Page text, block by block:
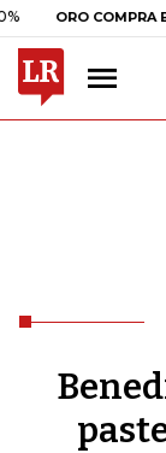
ORO COMPRA